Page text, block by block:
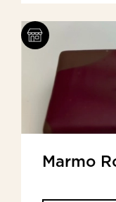
Marmo